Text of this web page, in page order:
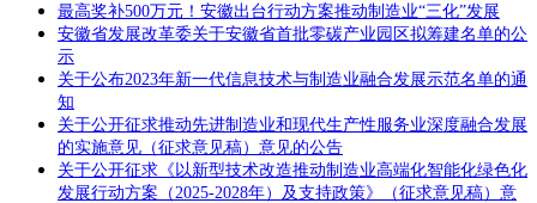
最高奖补500万元！安徽出台行动方案推动制造业“三化”发展
安徽省发展改革委关于安徽省首批零碳产业园区拟筹建名单的公
示
关于公布2023年新一代信息技术与制造业融合发展示范名单的通
知
关于公开征求推动先进制造业和现代生产性服务业深度融合发展
的实施意见（征求意见稿）意见的公告
关于公开征求《以新型技术改造推动制造业高端化智能化绿色化
发展行动方案（2025-2028年）及支持政策》（征求意见稿）意